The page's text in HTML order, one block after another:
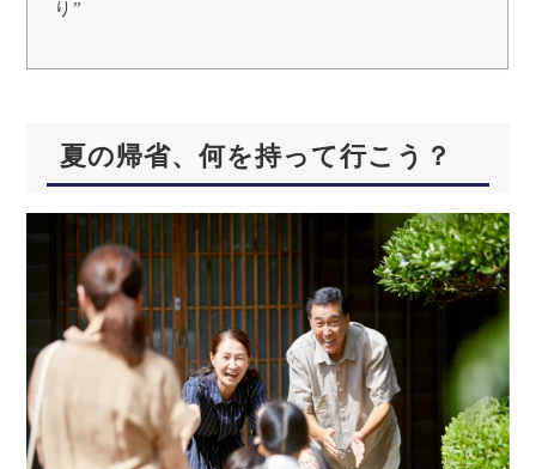
り”
夏の帰省、何を持って行こう？